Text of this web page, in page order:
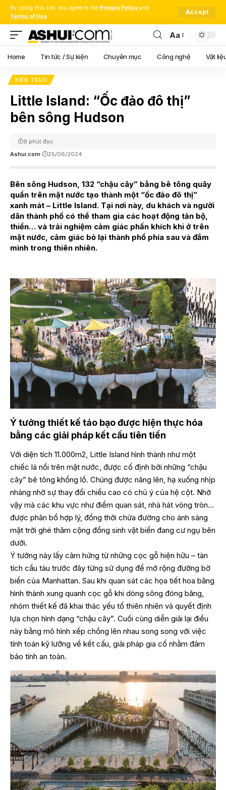
By using this site, you agree to the Privacy Policy and
Terms of Use.
Accept
Font
Resizer
Aa
Home Tin tức / Sự kiện Chuyên mục Công nghệ Vật
KIẾN TRÚC
Little Island: “Ốc đảo đô thị”
bên sông Hudson
Ashui.com 25/06/2024
9 phút đọc
Bên sông Hudson, 132 “chậu cây” bằng bê tông quây
quần trên mặt nước tạo thành một “ốc đảo đô thị”
xanh mát – Little Island. Tại nơi này, du khách và người
dân thành phố có thể tham gia các hoạt động tản bộ,
thiền… và trải nghiệm cảm giác phấn khích khi ở trên
mặt nước, cảm giác bỏ lại thành phố phía sau và đắm
mình trong thiên nhiên.
Ý tưởng thiết kế táo bạo được hiện thực hóa
bằng các giải pháp kết cấu tiên tiến
Với diện tích 11.000m2, Little Island hình thành như một
chiếc lá nổi trên mặt nước, được cố định bởi những “chậu
cây” bê tông khổng lồ. Chúng được nâng lên, hạ xuống nhịp
nhàng nhờ sự thay đổi chiều cao có chủ ý của hệ cột. Nhờ
vậy mà các khu vực như điểm quan sát, nhà hát vòng tròn…
được phân bổ hợp lý, đồng thời chừa đường cho ánh sáng
mặt trời ghé thăm cộng đồng sinh vật biển đang cư ngụ bên
dưới.
Ý tưởng này lấy cảm hứng từ những cọc gỗ hiện hữu – tàn
tích cầu tàu trước đây từng sử dụng để mở rộng đường bờ
biển của Manhattan. Sau khi quan sát các họa tiết hoa băng
hình thành xung quanh cọc gỗ khi dòng sông đóng băng,
nhóm thiết kế đã khai thác yếu tố thiên nhiên và quyết định
lựa chọn hình dạng “chậu cây”. Cuối cùng diễn giải lại điều
này bằng mô hình xếp chồng lên nhau song song với việc
tính toán kỹ lưỡng về kết cấu, giải pháp gia cố nhằm đảm
bảo tính an toàn.